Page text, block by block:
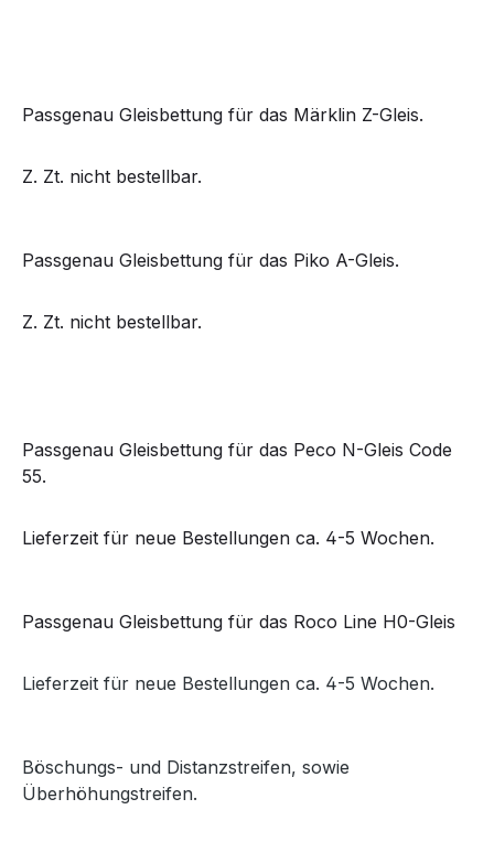
Passgenau Gleisbettung für das Märklin Z-Gleis.
Z. Zt. nicht bestellbar.
Passgenau Gleisbettung für das Piko A-Gleis.
Z. Zt. nicht bestellbar.
Passgenau Gleisbettung für das Peco N-Gleis Code
55.
Lieferzeit für neue Bestellungen ca. 4-5 Wochen.
Passgenau Gleisbettung für das Roco Line H0-Gleis
Lieferzeit für neue Bestellungen ca. 4-5 Wochen.
Böschungs- und Distanzstreifen, sowie
Überhöhungstreifen.